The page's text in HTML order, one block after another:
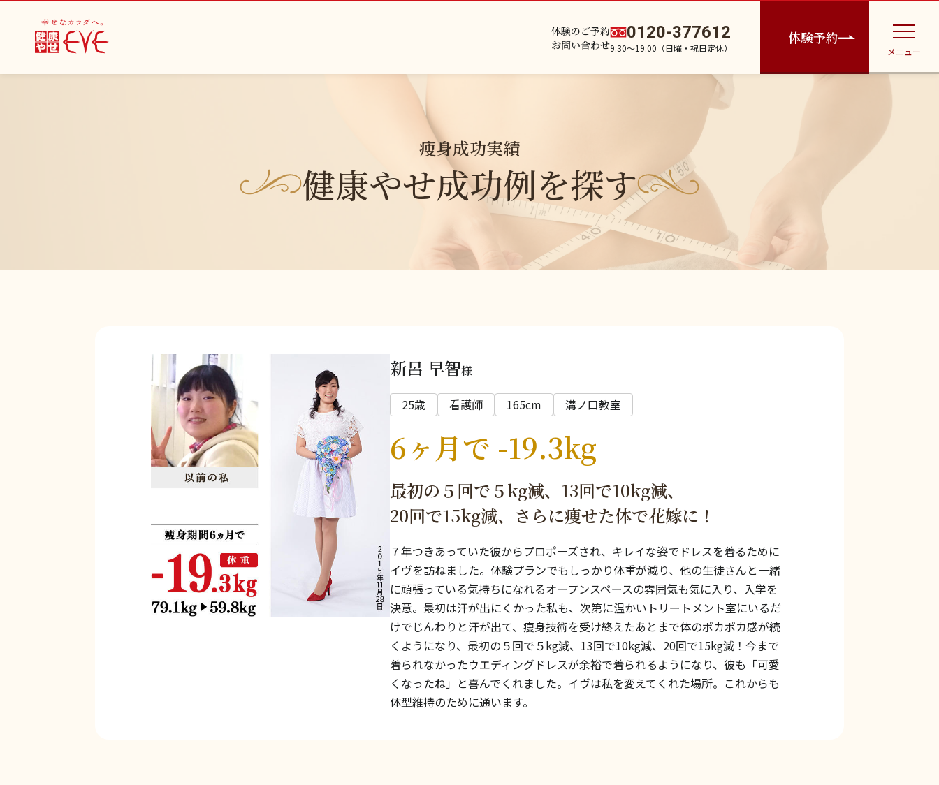
体験のご予約
お問い合わせ
0120-377612
9:30〜19:00（日曜・祝日定休）
体験予約
メニュー
痩身成功実績
健康やせ成功例を探す
新呂 早智様
25歳 看護師 165cm 溝ノ口教室
6ヶ月で -19.3kg
最初の５回で５kg減、13回で10kg減、
20回で15kg減、さらに痩せた体で花嫁に！
７年つきあっていた彼からプロポーズされ、キレイな姿でドレスを着るために
イヴを訪ねました。体験プランでもしっかり体重が減り、他の生徒さんと一緒
に頑張っている気持ちになれるオープンスペースの雰囲気も気に入り、入学を
決意。最初は汗が出にくかった私も、次第に温かいトリートメント室にいるだ
けでじんわりと汗が出て、痩身技術を受け終えたあとまで体のポカポカ感が続
くようになり、最初の５回で５kg減、13回で10kg減、20回で15kg減！今まで
着られなかったウエディングドレスが余裕で着られるようになり、彼も「可愛
くなったね」と喜んでくれました。イヴは私を変えてくれた場所。これからも
体型維持のために通います。